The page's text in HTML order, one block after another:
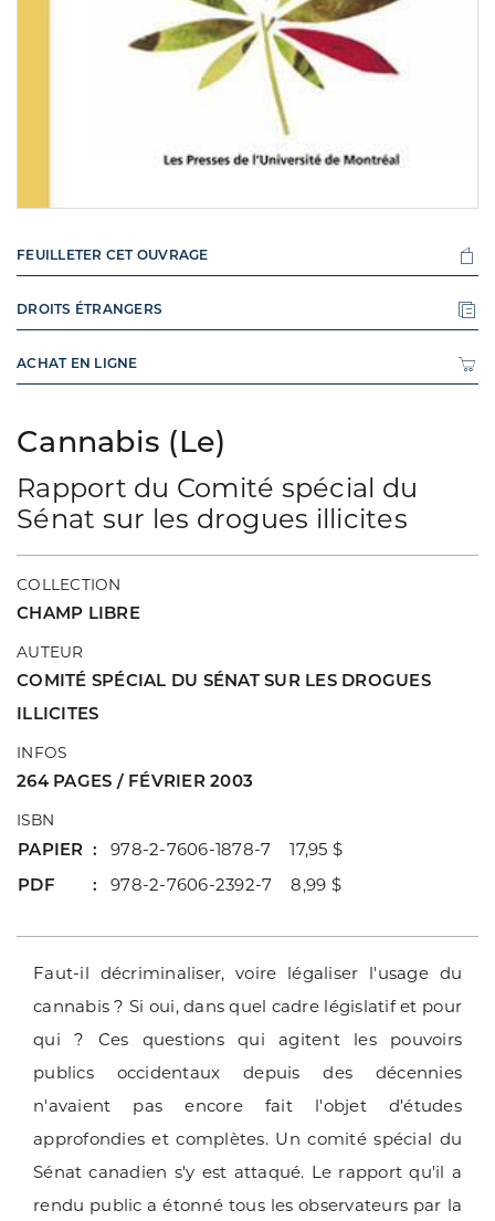
Cannabis (Le)
Rapport du Comité spécial du
Sénat sur les drogues illicites
COLLECTION
CHAMP LIBRE
AUTEUR
COMITÉ SPÉCIAL DU SÉNAT SUR LES DROGUES
ILLICITES
INFOS
264 PAGES / FÉVRIER 2003
ISBN
PAPIER
978-2-7606-1878-7 17,95 $
PDF
978-2-7606-2392-7 8,99 $
Faut-il décriminaliser, voire légaliser l'usage du
cannabis ? Si oui, dans quel cadre législatif et pour
qui ? Ces questions qui agitent les pouvoirs
publics occidentaux depuis des décennies
n'avaient pas encore fait l'objet d'études
approfondies et complètes. Un comité spécial du
Sénat canadien s'y est attaqué. Le rapport qu'il a
rendu public a étonné tous les observateurs par la
FEUILLETER CET OUVRAGE
DROITS ÉTRANGERS
ACHAT EN LIGNE